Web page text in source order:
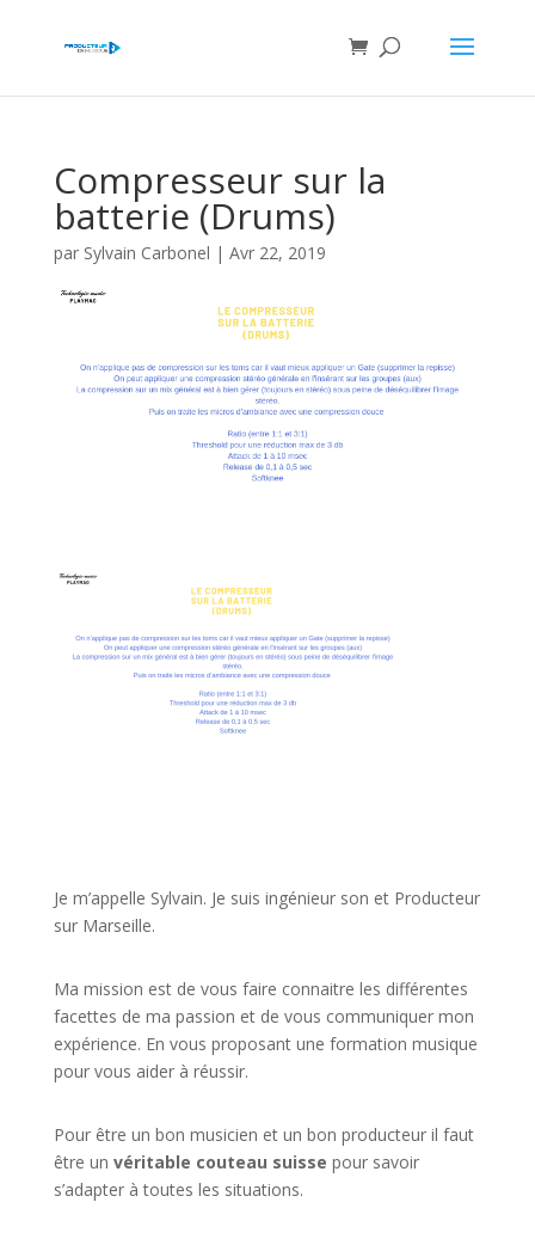
Compresseur sur la
batterie (Drums)
par Sylvain Carbonel | Avr 22, 2019
Je m’appelle Sylvain. Je suis ingénieur son et Producteur
sur Marseille.
Ma mission est de vous faire connaitre les différentes
facettes de ma passion et de vous communiquer mon
expérience. En vous proposant une formation musique
pour vous aider à réussir.
Pour être un bon musicien et un bon producteur il faut
être un véritable couteau suisse pour savoir
s’adapter à toutes les situations.